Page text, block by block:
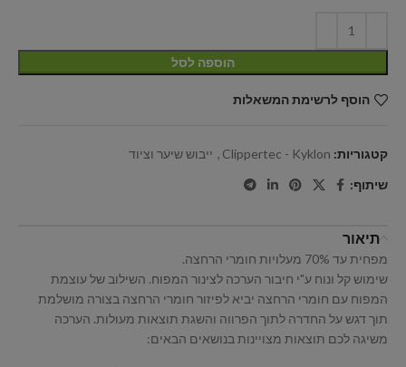
הוספה לסל
הוסף לרשימת המשאלות
קטגוריות: Clippertec - Kyklon
, ייבוש שיער וציוד
שיתוף:
תיאור
מפחית עד 70% מעלויות חומרי הרחצה.
שימוש קל ונוח ע"י חיבור הערכה לצינור המפוח. השילוב של עוצמת
המפוח עם חומרי הרחצה יביא לפיזור חומרי הרחצה בצורה מושלמת
תוך דגש על החדרה לתוך הפרווה והשגת תוצאות מעולות. הערכה
משיגה לכם תוצאות מצויינות בנושאים הבאים: